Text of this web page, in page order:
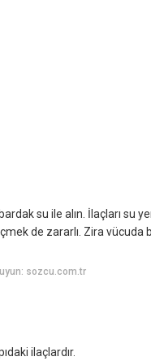
su ile alın. İlaçları su
de zararlı. Zira vücuda
sozcu.com.tr
ilaçlardır.